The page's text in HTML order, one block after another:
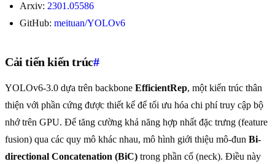
Arxiv: 2301.05586
GitHub: meituan/YOLOv6
Cải tiến kiến trúc#
YOLOv6-3.0 dựa trên backbone EfficientRep, một kiến trúc thân
thiện với phần cứng được thiết kế để tối ưu hóa chi phí truy cập bộ
nhớ trên GPU. Để tăng cường khả năng hợp nhất đặc trưng (feature
fusion) qua các quy mô khác nhau, mô hình giới thiệu mô-đun Bi-
directional Concatenation (BiC) trong phần cổ (neck). Điều này